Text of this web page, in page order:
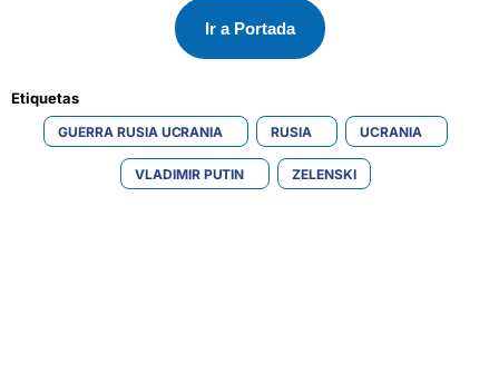
Ir a Portada
Etiquetas
GUERRA RUSIA UCRANIA RUSIA UCRANIA
VLADIMIR PUTIN ZELENSKI